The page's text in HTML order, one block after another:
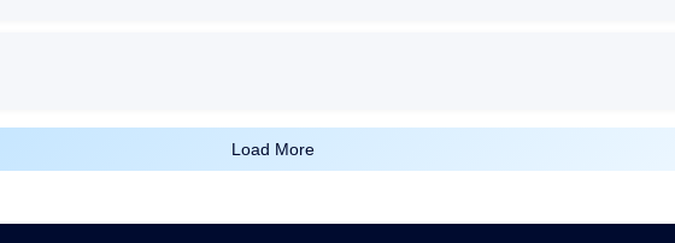
Load More